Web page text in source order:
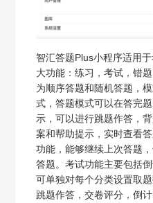
智汇答题Plus小程序适用
大功能：练习，考试，错
为顺序答题和随机答题，
式，答题模式可以在答完
示，可以进行跳题作答，
案和帮助提示，实时查看
功能，能够继续上次答题
答题。考试功能主要包括
可单独对每个分类设置取
跳题作答，交卷评分，倒